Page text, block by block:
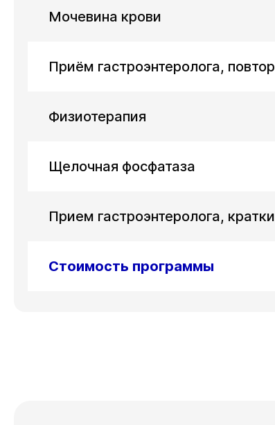
Мочевина крови
Приём гастроэнтеролога,
Физиотерапия
Щелочная фосфатаза
Прием гастроэнтеролога,
Стоимость программы